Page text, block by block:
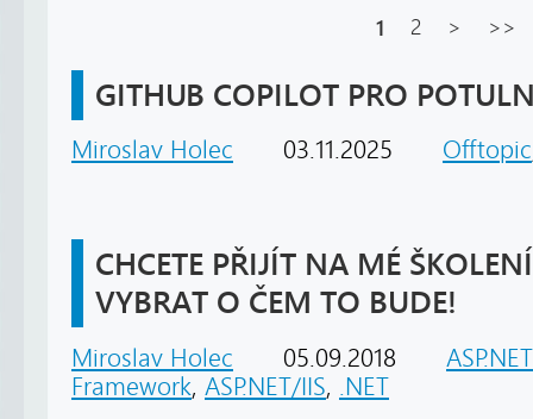
1 2 > >>
GITHUB COPILOT PRO
Miroslav Holec 03.11.2025 Offtopic
CHCETE PŘIJÍT NA MÉ
VYBRAT O ČEM TO BUDE!
Miroslav Holec 05.09.2018
Framework, ASP.NET/IIS, .NET